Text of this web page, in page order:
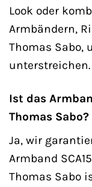
Look oder
Armbändern,
Thomas Sabo,
Ist das
Thomas Sabo?
Ja, wir
Armband
Thomas Sabo